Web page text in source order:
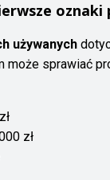
oznaki
używanych
może sprawiać
zł